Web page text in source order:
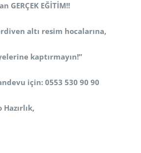
GERÇEK EĞİTİM!!
altı resim hocalarına,
kaptırmayın!”
için: 0553 530 90 90